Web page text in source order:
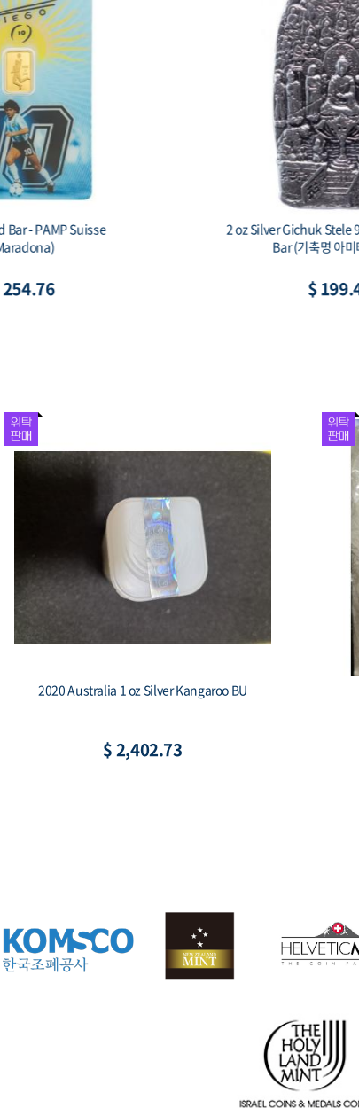
Capsule - 60x93mm(HZ)
1981 대한민국 제5공화국 출범 기념 주화 봉
$ 22.18